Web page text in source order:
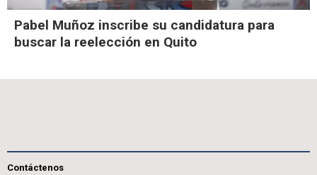
Pabel Muñoz inscribe su candidatura para
buscar la reelección en Quito
Contáctenos